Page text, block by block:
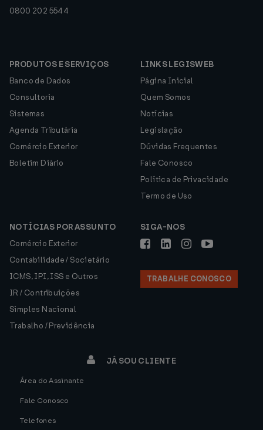
0800 202 5544
PRODUTOS E SERVIÇOS
Banco de Dados
Consultoria
Sistemas
Agenda Tributária
Comércio Exterior
Boletim Diário
LINKS LEGISWEB
Página Inicial
Quem Somos
Notícias
Legislação
Dúvidas Frequentes
Fale Conosco
Política de Privacidade
Termo de Uso
NOTÍCIAS POR ASSUNTO
Comércio Exterior
Contabilidade / Societário
ICMS, IPI, ISS e Outros
IR / Contribuições
Simples Nacional
Trabalho / Previdência
SIGA-NOS
TRABALHE CONOSCO
JÁ SOU CLIENTE
Área do Assinante
Fale Conosco
Telefones